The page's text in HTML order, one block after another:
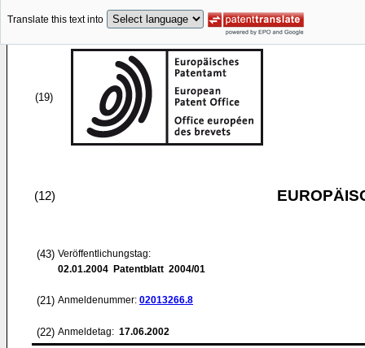
Translate this text into
(19)
(12)
(43) Veröffentlichungstag:
02.01.2004 Patentblatt 2004/01
(21) Anmeldenummer: 02013266.8
(22) Anmeldetag: 17.06.2002